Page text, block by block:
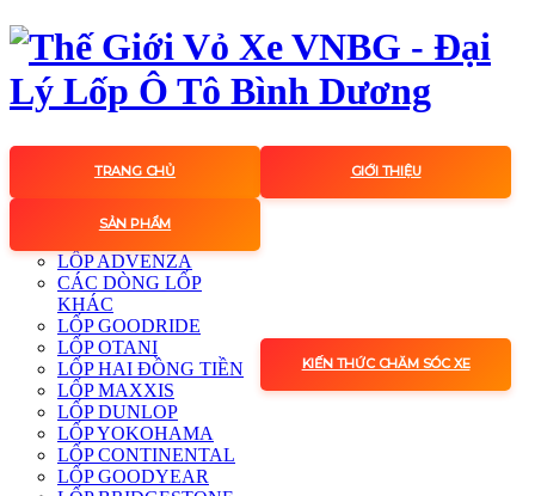
TRANG CHỦ GIỚI THIỆU
SẢN PHẨM
LỐP ADVENZA
CÁC DÒNG LỐP
KHÁC
LỐP GOODRIDE
LỐP OTANI
LỐP HAI ĐỒNG TIỀN
LỐP MAXXIS
LỐP DUNLOP
LỐP YOKOHAMA
LỐP CONTINENTAL
LỐP GOODYEAR
KIẾN THỨC CHĂM SÓC XE